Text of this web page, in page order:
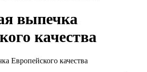
выпечка
качества